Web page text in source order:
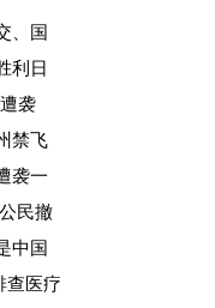
、国
利日
袭
禁飞
袭一
民撤
中国
查医疗